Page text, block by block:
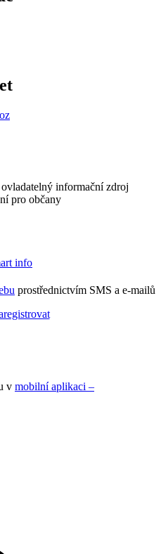
informační zdroj
pro občany
prostřednictvím SMS a e-mailů
v mobilní aplikaci –